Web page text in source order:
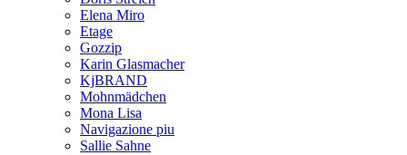
Elena Miro
Etage
Gozzip
Karin Glasmacher
KjBRAND
Mohnmädchen
Mona Lisa
Navigazione piu
Sallie Sahne